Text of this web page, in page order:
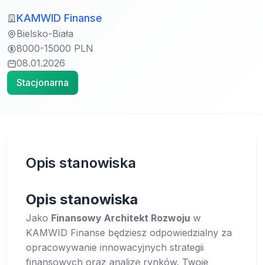
KAMWID Finanse
Bielsko-Biała
8000-15000 PLN
08.01.2026
Stacjonarna
Opis stanowiska
Opis stanowiska
Jako Finansowy Architekt Rozwoju w
KAMWID Finanse będziesz odpowiedzialny za
opracowywanie innowacyjnych strategii
finansowych oraz analizę rynków. Twoje